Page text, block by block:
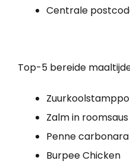
Centrale
Top-5 bereide
Zalm in roomsaus
Penne carbonara
Burpee Chicken